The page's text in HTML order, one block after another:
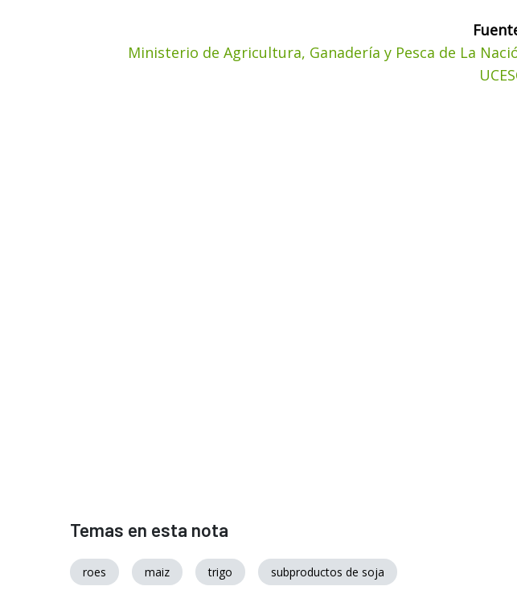
Ministerio de Agricultura, Ganadería y Pesca de La
Temas en esta nota
roes maiz trigo subproductos de soja